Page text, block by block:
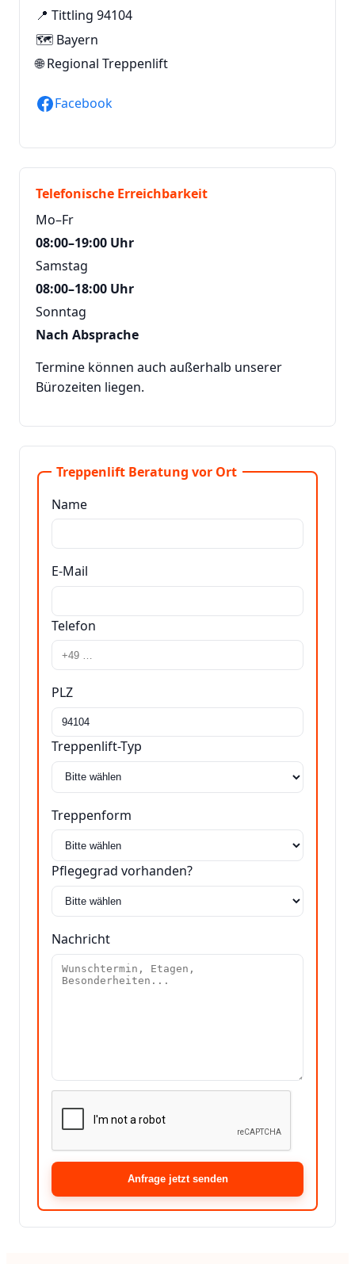
📍 Tittling 94104
🗺️ Bayern
🌐Regional Treppenlift
Facebook
Telefonische Erreichbarkeit
Mo–Fr
08:00–19:00 Uhr
Samstag
08:00–18:00 Uhr
Sonntag
Nach Absprache
Termine können auch außerhalb unserer
Bürozeiten liegen.
Treppenlift Beratung vor Ort
Name
E-Mail
Telefon
PLZ
Treppenlift-Typ
Treppenform
Pflegegrad vorhanden?
Nachricht
Anfrage jetzt senden